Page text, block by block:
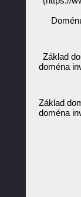
Základ
doména
Základ
doména